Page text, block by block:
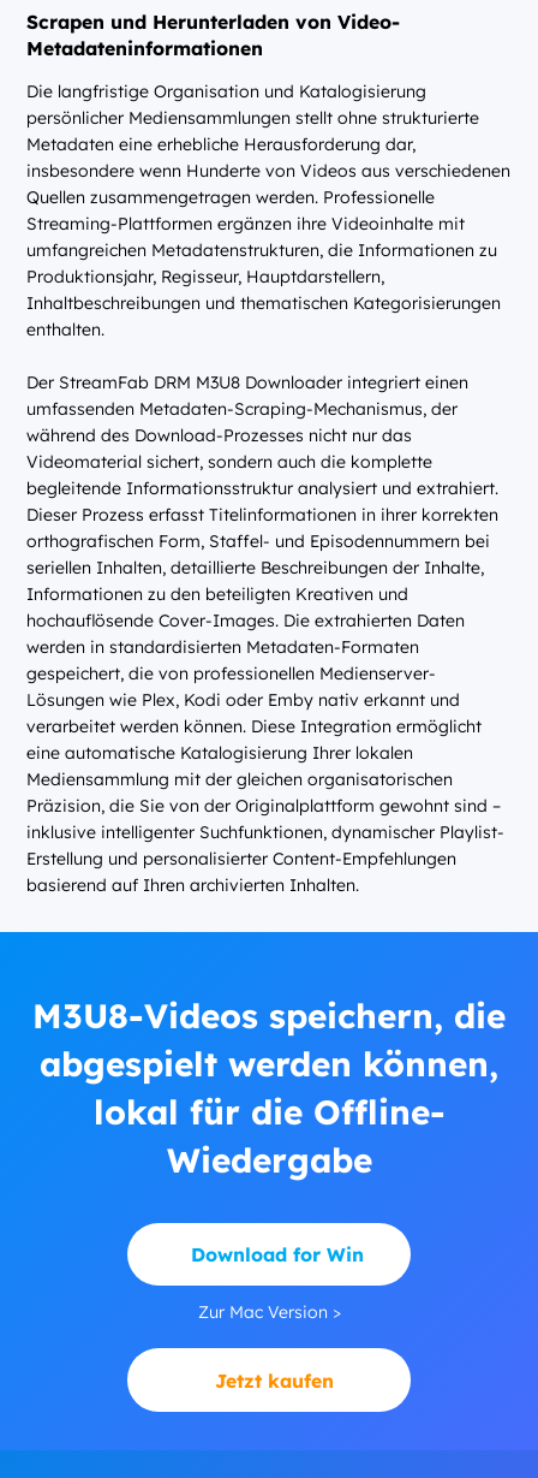
Scrapen und Herunterladen von Video-
Metadateninformationen
Die langfristige Organisation und Katalogisierung
persönlicher Mediensammlungen stellt ohne strukturierte
Metadaten eine erhebliche Herausforderung dar,
insbesondere wenn Hunderte von Videos aus verschiedenen
Quellen zusammengetragen werden. Professionelle
Streaming-Plattformen ergänzen ihre Videoinhalte mit
umfangreichen Metadatenstrukturen, die Informationen zu
Produktionsjahr, Regisseur, Hauptdarstellern,
Inhaltbeschreibungen und thematischen Kategorisierungen
enthalten.
Der StreamFab DRM M3U8 Downloader integriert einen
umfassenden Metadaten-Scraping-Mechanismus, der
während des Download-Prozesses nicht nur das
Videomaterial sichert, sondern auch die komplette
begleitende Informationsstruktur analysiert und extrahiert.
Dieser Prozess erfasst Titelinformationen in ihrer korrekten
orthografischen Form, Staffel- und Episodennummern bei
seriellen Inhalten, detaillierte Beschreibungen der Inhalte,
Informationen zu den beteiligten Kreativen und
hochauflösende Cover-Images. Die extrahierten Daten
werden in standardisierten Metadaten-Formaten
gespeichert, die von professionellen Medienserver-
Lösungen wie Plex, Kodi oder Emby nativ erkannt und
verarbeitet werden können. Diese Integration ermöglicht
eine automatische Katalogisierung Ihrer lokalen
Mediensammlung mit der gleichen organisatorischen
Präzision, die Sie von der Originalplattform gewohnt sind –
inklusive intelligenter Suchfunktionen, dynamischer Playlist-
Erstellung und personalisierter Content-Empfehlungen
basierend auf Ihren archivierten Inhalten.
M3U8-Videos speichern, die
abgespielt werden können,
lokal für die Offline-
Wiedergabe
Download for Win
Zur Mac Version >
Jetzt kaufen